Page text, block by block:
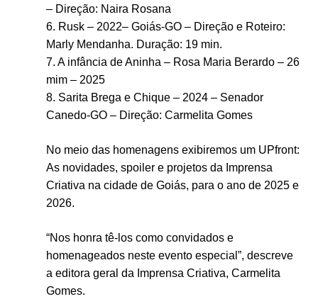
– Direção: Naira Rosana
6. Rusk – 2022– Goiás-GO – Direção e Roteiro:
Marly Mendanha. Duração: 19 min.
7. A infância de Aninha – Rosa Maria Berardo – 26
mim – 2025
8. Sarita Brega e Chique – 2024 – Senador
Canedo-GO – Direção: Carmelita Gomes
No meio das homenagens exibiremos um UPfront:
As novidades, spoiler e projetos da Imprensa
Criativa na cidade de Goiás, para o ano de 2025 e
2026.
“Nos honra tê-los como convidados e
homenageados neste evento especial”, descreve
a editora geral da Imprensa Criativa, Carmelita
Gomes.